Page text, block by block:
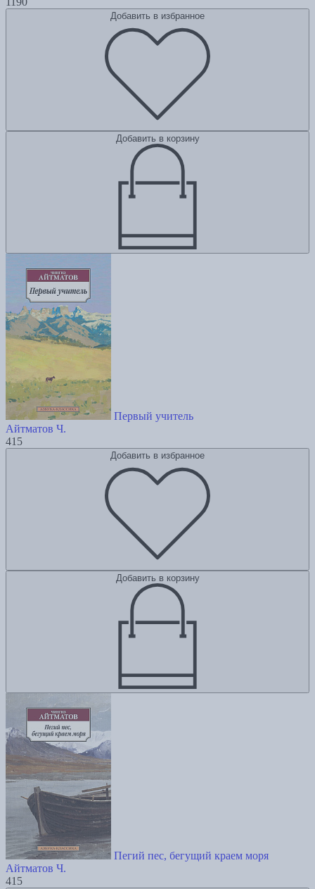
Добавить в избранное
Добавить в корзину
Первый учитель
Айтматов Ч.
415
Добавить в избранное
Добавить в корзину
Пегий пес, бегущий краем моря
Айтматов Ч.
415